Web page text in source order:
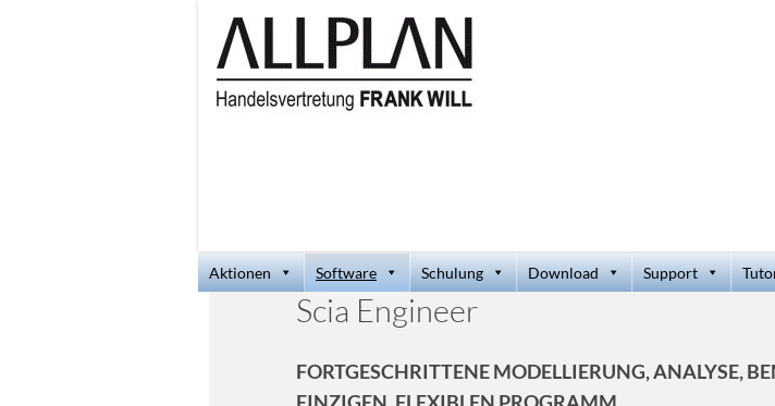
Aktionen Software Schulung Download Support
Scia Engineer
FORTGESCHRITTENE MODELLIERUNG, ANALYSE,